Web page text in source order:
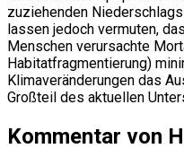
zuziehenden
lassen jedoch vermuten,
Menschen verursachte
Habitatfragmentierung)
Klimaveränderungen das
Großteil des aktuellen
Kommentar von